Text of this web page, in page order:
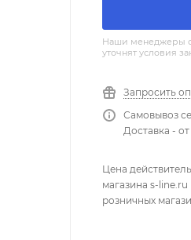
Наши менеджеры
уточнят условия
Запросить
Самовывоз
Доставка -
Цена
магазина s-
розничных